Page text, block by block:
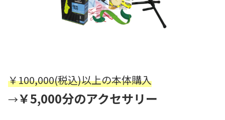
￥100,000(税込)以上の本体購入
→￥5,000分のアクセサリー